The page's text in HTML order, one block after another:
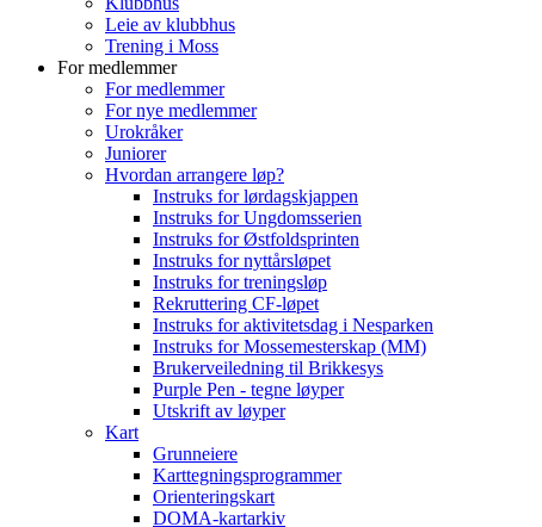
Leie av klubbhus
Trening i Moss
For medlemmer
For medlemmer
For nye medlemmer
Urokråker
Juniorer
Hvordan arrangere løp?
Instruks for lørdagskjappen
Instruks for Ungdomsserien
Instruks for Østfoldsprinten
Instruks for nyttårsløpet
Instruks for treningsløp
Rekruttering CF-løpet
Instruks for aktivitetsdag i Nesparken
Instruks for Mossemesterskap (MM)
Brukerveiledning til Brikkesys
Purple Pen - tegne løyper
Utskrift av løyper
Kart
Grunneiere
Karttegningsprogrammer
Orienteringskart
DOMA-kartarkiv